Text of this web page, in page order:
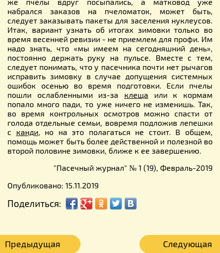
набрался заказов на пчеломаток, может быть,
следует заказывать пакеты для заселения нуклеусов.
Итак, вариант узнать об итогах зимовки только во
время весенней ревизии - не приемлем для профи. Им
надо знать, что «мы имеем на сегодняшний день»,
постоянно держать руку на пульсе. Вместе с тем,
следует понимать, что у пасечника почти нет рычагов
исправить зимовку в случае допущения системных
ошибок осенью во время подготовки. Если пчелы
пошли ослабленными из-за клеща или к кормам
попало много пади, то уже ничего не изменишь. Так,
во время контрольных осмотров можно спасти от
голода отдельные семьи, вовремя подложив лепешки
с канди, но на это полагаться не стоит. В общем,
помощь может быть более действенной и полезной во
второй половине зимовки, ближе к ее завершению.
"Пасечный журнал" № 1 (19), Февраль-2019
Опубликовано: 15.11.2019
Поделиться:
Следующая
Предыдущая